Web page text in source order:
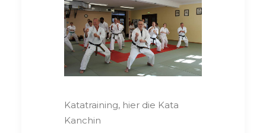
Katatraining, hier die Kata
Kanchin